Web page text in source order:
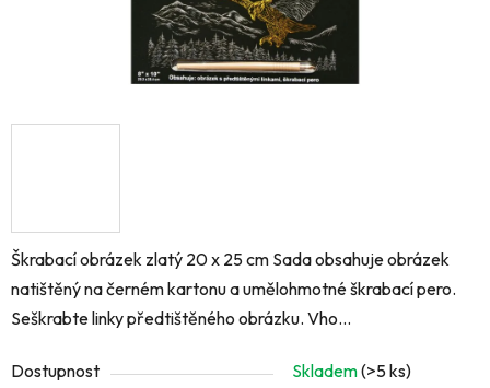
Škrabací obrázek zlatý 20 x 25 cm Sada obsahuje obrázek
natištěný na černém kartonu a umělohmotné škrabací pero.
Seškrabte linky předtištěného obrázku. Vho...
Dostupnost Skladem(>5 ks)